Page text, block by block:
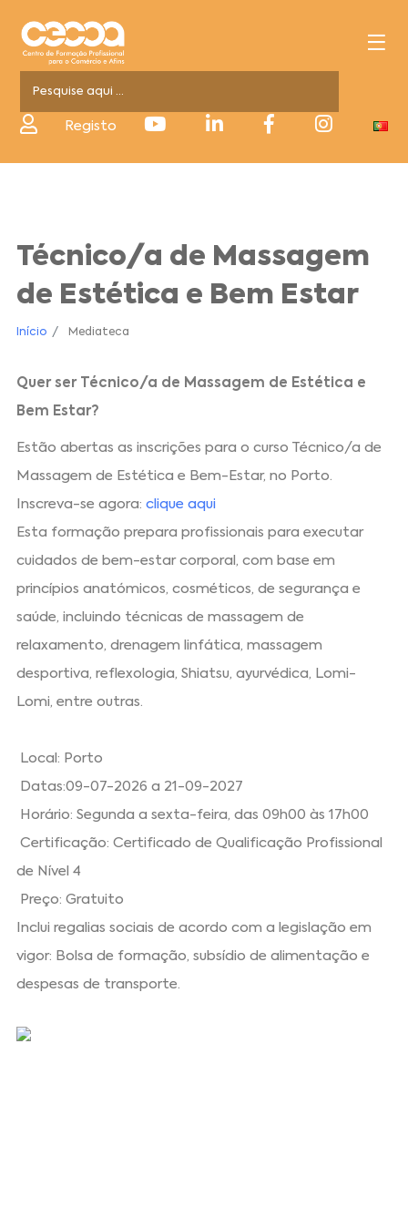
Registo
Técnico/a de Massagem
de Estética e Bem Estar
Início Mediateca
Quer ser Técnico/a de Massagem de Estética e
Bem Estar?
Estão abertas as inscrições para o curso Técnico/a de
Massagem de Estética e Bem-Estar, no Porto.
Inscreva-se agora:clique aqui
Esta formação prepara profissionais para executar
cuidados de bem-estar corporal, com base em
princípios anatómicos, cosméticos, de segurança e
saúde, incluindo técnicas de massagem de
relaxamento, drenagem linfática, massagem
desportiva, reflexologia, Shiatsu, ayurvédica, Lomi-
Lomi, entre outras.
Local: Porto
Datas:09-07-2026 a 21-09-2027
Horário: Segunda a sexta-feira, das 09h00 às 17h00
Certificação: Certificado de Qualificação Profissional
de Nível 4
Preço: Gratuito
Inclui regalias sociais de acordo com a legislação em
vigor: Bolsa de formação, subsídio de alimentação e
despesas de transporte.